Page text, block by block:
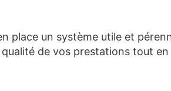
place un système utile et
de vos prestations tout en